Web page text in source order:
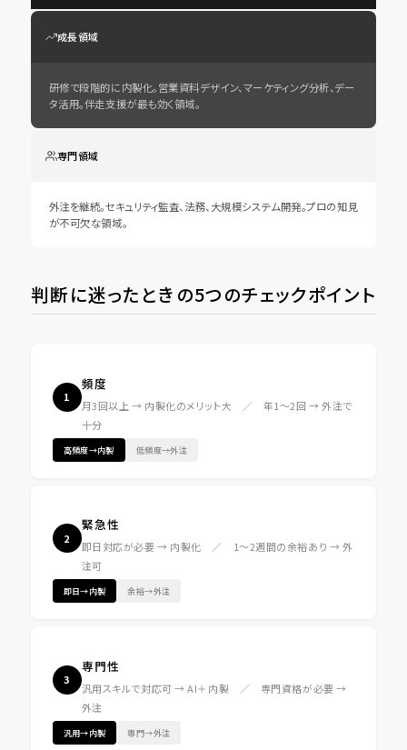
成長領域
研修で段階的に内製化。営業資料デザイン、マーケティング分析、デー
タ活用。伴走支援が最も効く領域。
専門領域
外注を継続。セキュリティ監査、法務、大規模システム開発。プロの知見
が不可欠な領域。
判断に迷ったときの5つのチェックポイント
1
頻度
月3回以上 → 内製化のメリット大 ／ 年1〜2回 → 外注で
十分
高頻度→内製 低頻度→外注
2
緊急性
即日対応が必要 → 内製化 ／ 1〜2週間の余裕あり → 外
注可
即日→内製 余裕→外注
3
専門性
汎用スキルで対応可 → AI＋内製 ／ 専門資格が必要 →
外注
汎用→内製 専門→外注